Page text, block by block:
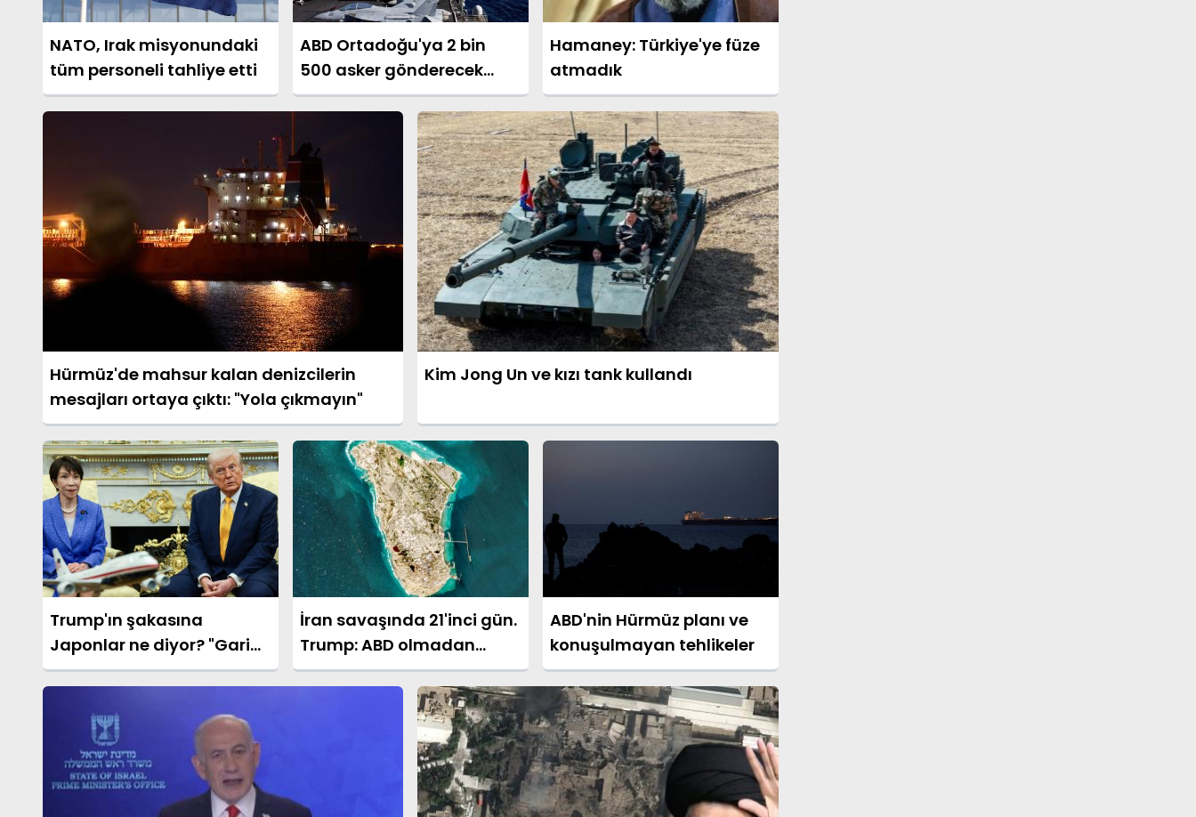
NATO, Irak misyonundaki
tüm personeli tahliye etti
ABD Ortadoğu'ya 2 bin
500 asker gönderecek
iddiası
Hamaney: Türkiye'ye füze
atmadık
Hürmüz'de mahsur kalan denizcilerin
mesajları ortaya çıktı: "Yola çıkmayın"
Kim Jong Un ve kızı tank kullandı
Trump'ın şakasına
Japonlar ne diyor? "Garip
ve utanç verici"
İran savaşında 21'inci gün.
Trump: ABD olmadan
NATO kağıttan kaplan
ABD'nin Hürmüz planı ve
konuşulmayan tehlikeler